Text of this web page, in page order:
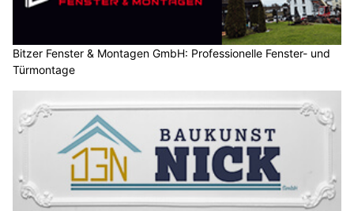
Bitzer Fenster & Montagen GmbH: Professionelle Fenster- und
Baukunst Nick GmbH gestaltet Wohnräume mit Farbe, Putz und
Platten